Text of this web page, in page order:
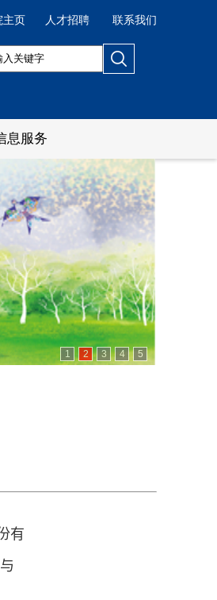
主页 人才招聘 联系我们
息服务
1 2 3 4 5
有